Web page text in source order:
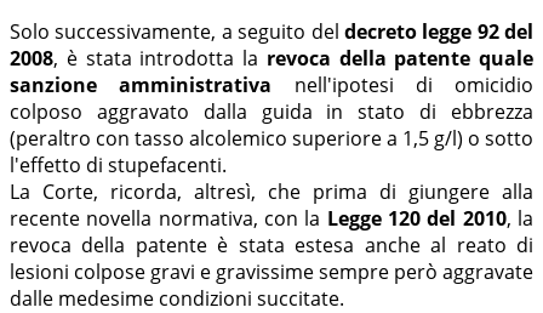
Solo successivamente, a seguito del decreto legge 92 del
2008, è stata introdotta la revoca della patente quale
sanzione amministrativa nell'ipotesi di omicidio
colposo aggravato dalla guida in stato di ebbrezza
(peraltro con tasso alcolemico superiore a 1,5 g/l) o sotto
l'effetto di stupefacenti.
La Corte, ricorda, altresì, che prima di giungere alla
recente novella normativa, con la Legge 120 del 2010, la
revoca della patente è stata estesa anche al reato di
lesioni colpose gravi e gravissime sempre però aggravate
dalle medesime condizioni succitate.